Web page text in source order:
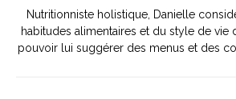
Nutritionniste holistique, Danielle
habitudes alimentaires et du style de vie
pouvoir lui suggérer des menus et des